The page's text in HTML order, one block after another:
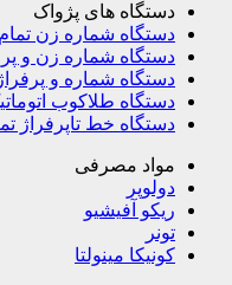
دستگاه های پژواک
دستگاه شماره زن تمام
دستگاه شماره زن و
دستگاه شماره و
دستگاه طلاکوب
دستگاه خط تاپرفراژ
مواد مصرفی
دولوپر
ریکو آفیشیو
تونر
کونیکا مینولتا